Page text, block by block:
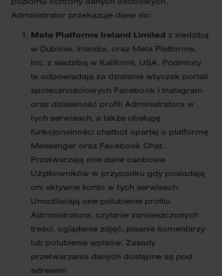
Administrator przekazuje dane do:
Meta Platforms Ireland Limited z siedzibą
w Dublinie, Irlandia, oraz Meta Platforms,
Inc. z siedzibą w Kalifornii, USA. Podmioty
te odpowiadają za działanie wtyczek portali
społecznościowych Facebook i Instagram
oraz działalność profili Administratora w
tych serwisach, a także obsługę
funkcjonalności chatbot opartej o platformę
Messenger oraz Facebook Chat.
Przetwarzają one dane osobowe
Użytkowników w przypadku gdy posiadają
oni aktywne konto w tych serwisach.
Umożliwiają one polubienie profilu
Administratora, czytanie zamieszczonych
treści, oglądanie zdjęć, pisanie komentarzy
lub polubienie wpisów. Zasady
przetwarzania danych dostępne są pod
adresem